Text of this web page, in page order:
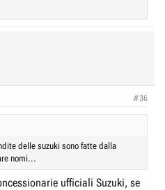
#36
delle suzuki sono fatte dalla
nomi...
ufficiali Suzuki, se